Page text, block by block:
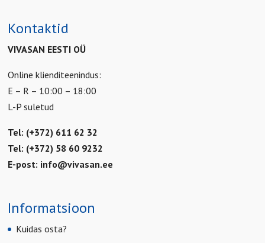
Kontaktid
VIVASAN EESTI OÜ
Online klienditeenindus:
E – R – 10:00 – 18:00
L-P suletud
Tel: (+372) 611 62 32
Tel: (+372) 58 60 9232
E-post: info@vivasan.ee
Informatsioon
Kuidas osta?